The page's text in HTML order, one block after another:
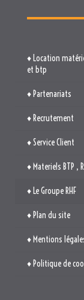
♦ Location
et btp
♦ Partenariats
♦ Recrutement
♦ Service Client
♦ Materiels BTP ,
♦ Le Groupe RHF
♦ Plan du site
♦ Mentions
♦ Politique de